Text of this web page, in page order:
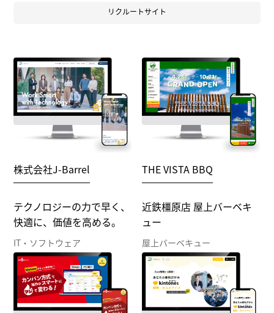
リクルートサイト
株式会社J-Barrel
テクノロジーの力で早く、
快適に、価値を高める。
IT・ソフトウェア
THE VISTA BBQ
近鉄橿原店 屋上バーベキ
ュー
屋上バーベキュー